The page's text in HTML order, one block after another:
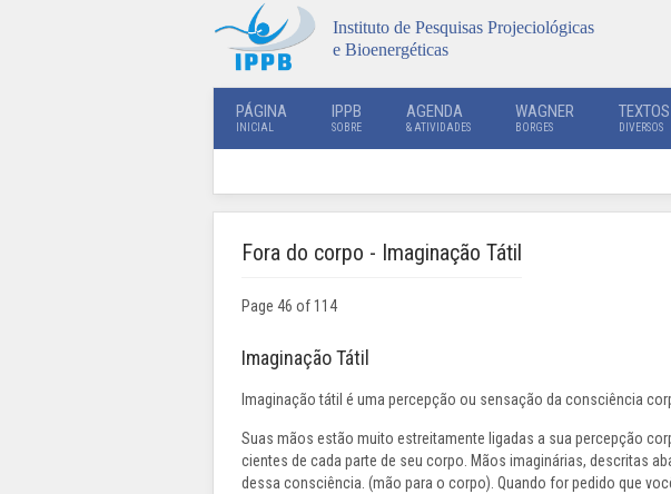
Instituto de Pesquisas Projeciológicas
e Bioenergéticas
PÁGINA
INICIAL
IPPB
SOBRE
AGENDA
& ATIVIDADES
WAGNER
BORGES
TEXTOS
DIVERSOS
Fora do corpo - Imaginação Tátil
Page 46 of 114
Imaginação Tátil
Imaginação tátil é uma percepção ou sensação da consciência
Suas mãos estão muito estreitamente ligadas a sua percepção
cientes de cada parte de seu corpo. Mãos imaginárias, descritas
dessa consciência. (mão para o corpo). Quando for pedido que